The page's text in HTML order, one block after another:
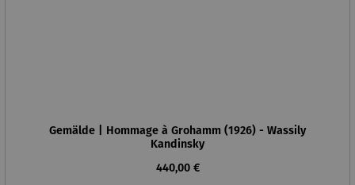
Gemälde | Hommage à Grohamm (1926) - Wassily
Kandinsky
Regulärer Preis:
440,00 €